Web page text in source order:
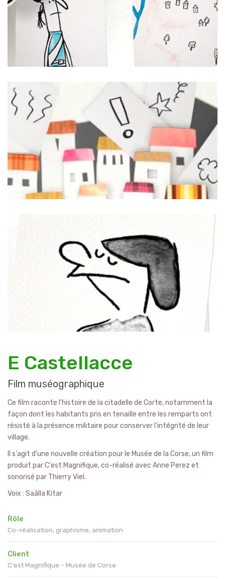
E Castellacce
Film muséographique
Ce film raconte l'histoire de la citadelle de Corte, notamment la
façon dont les habitants pris en tenaille entre les remparts ont
résisté à la présence militaire pour conserver l'intégrité de leur
village.
Il s'agit d'une nouvelle création pour le Musée de la Corse, un film
produit par C'est Magnifique, co-réalisé avec Anne Perez et
sonorisé par Thierry Viel.
Voix : Saâlla Kitar
Rôle
Co-réalisation, graphisme, animation
Client
C'est Magnifique - Musée de Corse